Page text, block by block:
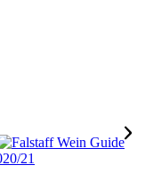
21